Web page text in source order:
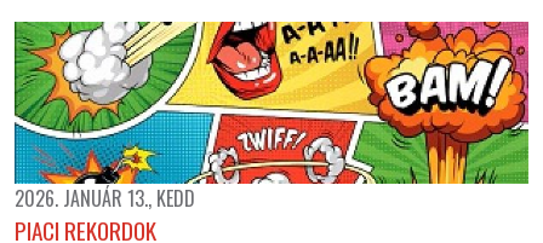
2026. JANUÁR 13., KEDD
PIACI REKORDOK